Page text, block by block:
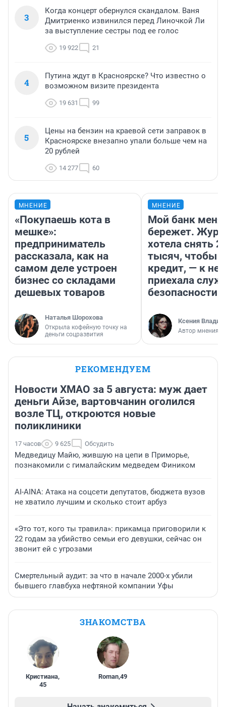
3
Когда концерт обернулся скандалом. Ваня
Дмитриенко извинился перед Линочкой Ли
за выступление сестры под ее голос
19 922 21
4
Путина ждут в Красноярске? Что известно о
возможном визите президента
19 631 99
5
Цены на бензин на краевой сети заправок в
Красноярске внезапно упали больше чем на
20 рублей
14 277 60
МНЕНИЕ
«Покупаешь кота в
мешке»:
предприниматель
рассказала, как на
самом деле устроен
бизнес со складами
дешевых товаров
Наталья Шорохова
Открыла кофейную точку на
деньги соцразвития
МНЕНИЕ
Мой банк меня
бережет.
хотела снять
тысяч, чтобы
кредит, — к
приехала
безопасности
Ксения
Автор мнения
РЕКОМЕНДУЕМ
Новости ХМАО за 5 августа: муж дает
деньги Айзе, вартовчанин оголился
возле ТЦ, откроются новые
поликлиники
17 часов 9 625 Обсудить
Медведицу Майю, жившую на цепи в Приморье,
познакомили с гималайским медведем Фиником
AI-AINA: Атака на соцсети депутатов, бюджета вузов
не хватило лучшим и сколько стоит арбуз
«Это тот, кого ты травила»: прикамца приговорили к
22 годам за убийство семьи его девушки, сейчас он
звонит ей с угрозами
Смертельный аудит: за что в начале 2000-х убили
бывшего главбуха нефтяной компании Уфы
ЗНАКОМСТВА
Кристиана,
45
Roman,49